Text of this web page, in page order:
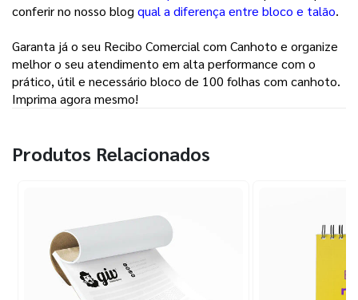
conferir no nosso blog qual a diferença entre bloco e talão.
Garanta já o seu Recibo Comercial com Canhoto e organize
melhor o seu atendimento em alta performance com o
prático, útil e necessário bloco de 100 folhas com canhoto.
Imprima agora mesmo!
Produtos Relacionados